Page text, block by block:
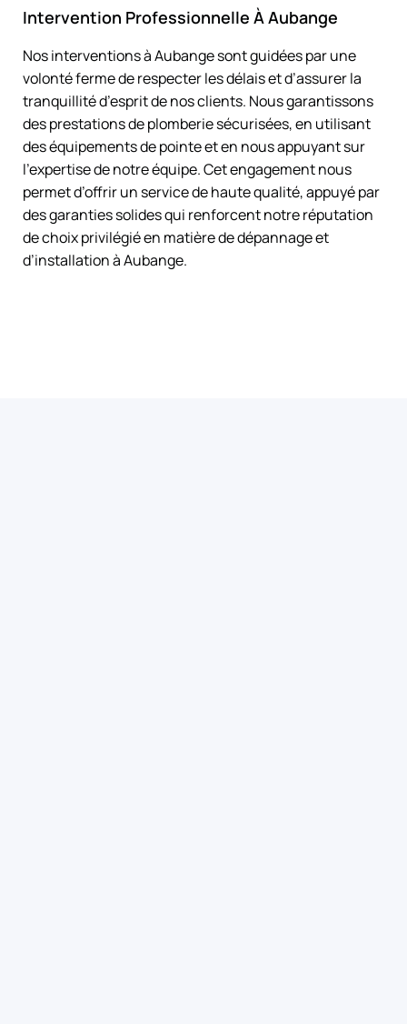
Intervention Professionnelle À Aubange
Nos interventions à Aubange sont guidées par une
volonté ferme de respecter les délais et d’assurer la
tranquillité d’esprit de nos clients. Nous garantissons
des prestations de plomberie sécurisées, en utilisant
des équipements de pointe et en nous appuyant sur
l’expertise de notre équipe. Cet engagement nous
permet d’offrir un service de haute qualité, appuyé par
des garanties solides qui renforcent notre réputation
de choix privilégié en matière de dépannage et
d’installation à Aubange.